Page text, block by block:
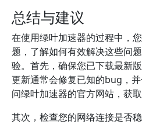
总结与建议
在使用绿叶加速器的过程中，
题，了解如何有效解决这些问
验。首先，确保您已下载最新
更新通常会修复已知的bug，
问绿叶加速器的官方网站，获
其次，检查您的网络连接是否